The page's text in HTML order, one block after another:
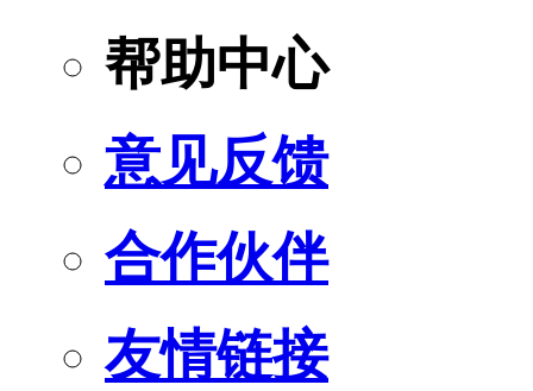
帮助中心
意见反馈
合作伙伴
友情链接